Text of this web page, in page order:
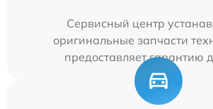
Сервисный центр
оригинальные запчасти
предоставляет гарантию